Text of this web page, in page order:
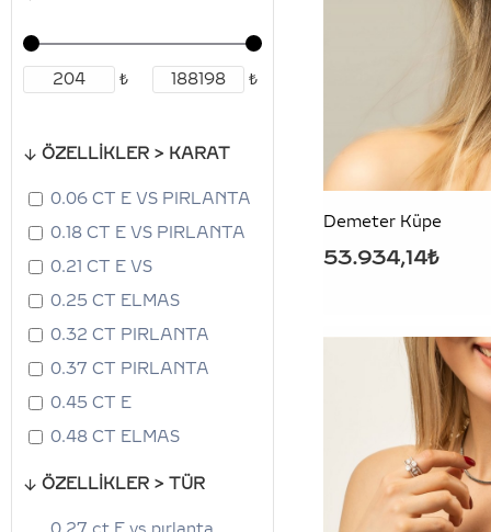
₺ ₺
ÖZELLİKLER > KARAT
0.06 CT E VS PIRLANTA
0.18 CT E VS PIRLANTA
0.21 CT E VS
0.25 CT ELMAS
0.32 CT PIRLANTA
0.37 CT PIRLANTA
0.45 CT E
0.48 CT ELMAS
0.51 CT PIRLANTA
ÖZELLİKLER > TÜR
Demeter Küpe
53.934,14₺